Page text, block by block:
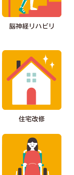
脳神経リハビリ
住宅改修